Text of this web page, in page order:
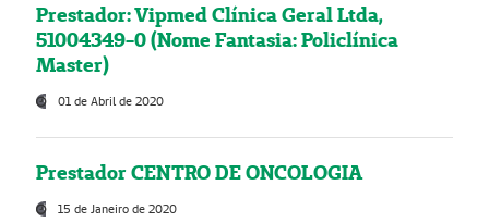
Prestador: Vipmed Clínica Geral Ltda,
51004349-0 (Nome Fantasia: Policlínica
Master)
01 de Abril de 2020
Prestador CENTRO DE ONCOLOGIA
15 de Janeiro de 2020